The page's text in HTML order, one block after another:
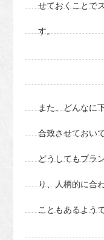
せておくことで
す。
また、どんなに
合致させておいて
どうしてもプラ
り、人柄的に合
こともあるよう